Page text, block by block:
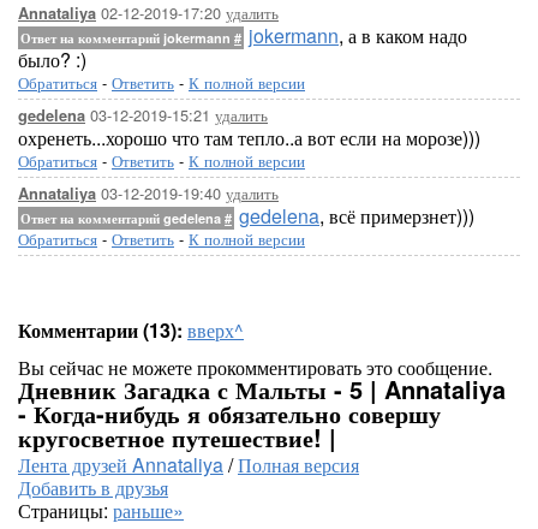
Annataliya 02-12-2019-17:20 удалить
Ответ на комментарий jokermann # jokermann, а в каком надо
было? :)
Обратиться - Ответить - К полной версии
gedelena 03-12-2019-15:21 удалить
охренеть...хорошо что там тепло..а вот если на морозе)))
Обратиться - Ответить - К полной версии
Annataliya 03-12-2019-19:40 удалить
Ответ на комментарий gedelena # gedelena, всё примерзнет)))
Обратиться - Ответить - К полной версии
Комментарии (13): вверх^
Вы сейчас не можете прокомментировать это сообщение.
Дневник Загадка с Мальты - 5 | Annataliya
- Когда-нибудь я обязательно совершу
кругосветное путешествие! |
Лента друзей Annataliya/Полная версия
Добавить в друзья
Страницы: раньше»